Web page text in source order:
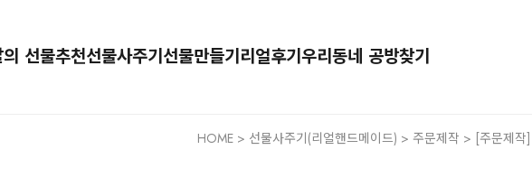
선물추천선물사주기 선물만들기 리얼후기 우리동네 공방찾기
HOME > 선물사주기(리얼핸드메이드) > 주문제작 > [주문제작